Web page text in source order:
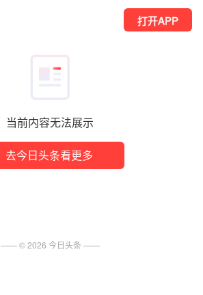
当前内容无法展示
去今日头条看更多
打开APP
—— ©2026 今日头条 ——